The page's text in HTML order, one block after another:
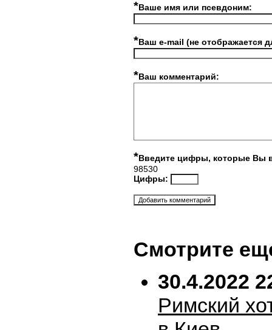
*Ваше имя или псевдоним:
*Ваш e-mail (не отображается
*Ваш комментарий:
*Введите цифры, которые Вы
98530
Цифры:
Смотрите
30.4.2022
Римский